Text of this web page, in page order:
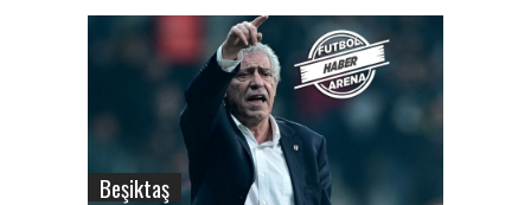
Beşiktaş